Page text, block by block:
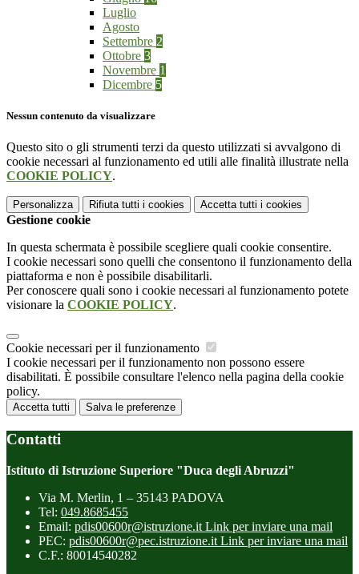
Luglio
Agosto
Settembre 2
Ottobre 3
Novembre 1
Dicembre 5
Nessun contenuto da visualizzare
Questo sito o gli strumenti terzi da questo utilizzati si avvalgono di
cookie necessari al funzionamento ed utili alle finalità illustrate nella
COOKIE POLICY.
Personalizza Rifiuta tutti i cookies Accetta tutti i cookies
Gestione cookie
In questa schermata è possibile scegliere quali cookie consentire.
I cookie necessari sono quelli che consentono il funzionamento della
piattaforma e non è possibile disabilitarli.
Per conoscere quali sono i cookie necessari al funzionamento potete
visionare la COOKIE POLICY.
Cookie necessari per il funzionamento
I cookie necessari per il funzionamento non possono essere
disabilitati. È possibile consultare l'elenco nella pagina della cookie
policy.
Accetta tutti Salva le preferenze
Contatti
Istituto di Istruzione Superiore "Duca degli Abruzzi"
Via M. Merlin, 1 – 35143 PADOVA
Tel: 049.8685455
Email: pdis00600r@istruzione.it Link per inviare una mail
PEC: pdis00600r@pec.istruzione.it Link per inviare una mail
C.F.: 80014540282